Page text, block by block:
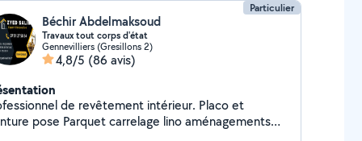
Particulier
Béchir Abdelmaksoud
Travaux tout corps d'état
Gennevilliers (Gresillons 2)
4,8/5 (86 avis)
de revêtement intérieur. Placo et
pose Parquet carrelage lino aménagements